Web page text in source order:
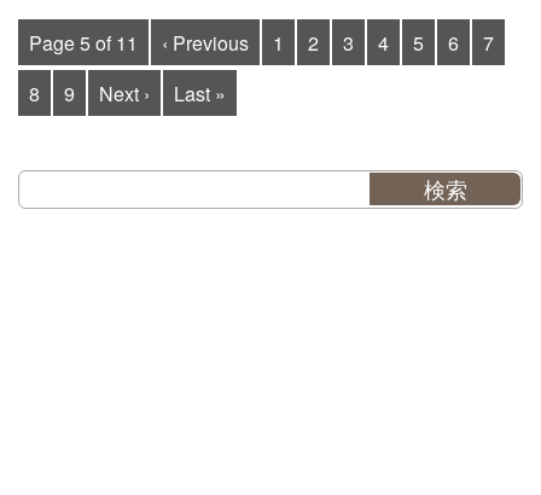
Page 5 of 11 ‹ Previous 1 2 3 4 5 6
7
8
9 Next › Last »